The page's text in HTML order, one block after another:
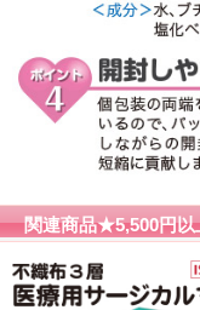
関連商品★5,500円以